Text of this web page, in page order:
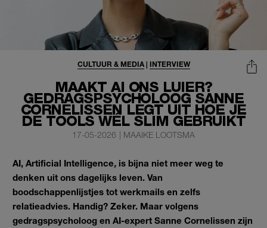
MAAKT AI ONS LUIER?
GEDRAGSPSYCHOLOOG SANNE
CORNELISSEN LEGT UIT HOE JE
DE TOOLS WÉL SLIM GEBRUIKT
CULTUUR & MEDIA| INTERVIEW
17-05-2026 | MAAIKE LOOTSMA
AI, Artificial Intelligence, is bijna niet meer weg te
denken uit ons dagelijks leven. Van
boodschappenlijstjes tot werkmails en zelfs
relatieadvies. Handig? Zeker. Maar volgens
gedragspsycholoog en AI-expert Sanne Cornelissen zijn